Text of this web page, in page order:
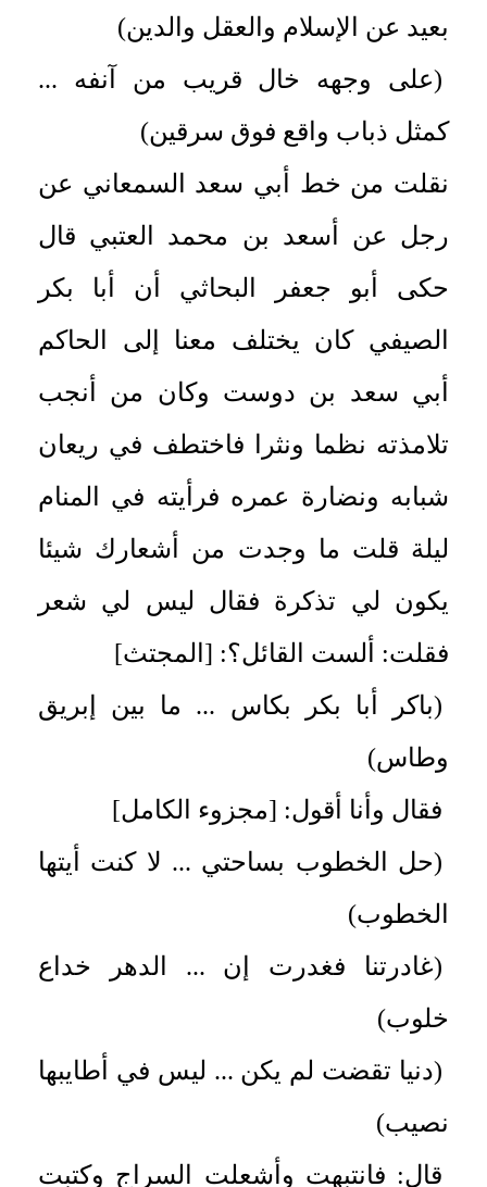
بعيد عن الإسلام والعقل والدين)
(على وجهه خال قريب من آنفه ...
كمثل ذباب واقع فوق سرقين)
نقلت من خط أبي سعد السمعاني عن
رجل عن أسعد بن محمد العتبي قال
حكى أبو جعفر البحاثي أن أبا بكر
الصيفي كان يختلف معنا إلى الحاكم
أبي سعد بن دوست وكان من أنجب
تلامذته نظما ونثرا فاختطف في ريعان
شبابه ونضارة عمره فرأيته في المنام
ليلة قلت ما وجدت من أشعارك شيئا
يكون لي تذكرة فقال ليس لي شعر
فقلت: ألست القائل؟: [المجتث]
(باكر أبا بكر بكاس ... ما بين إبريق
وطاس)
فقال وأنا أقول: [مجزوء الكامل]
(حل الخطوب بساحتي ... لا كنت أيتها
الخطوب)
(غادرتنا فغدرت إن ... الدهر خداع
خلوب)
(دنيا تقضت لم يكن ... ليس في أطايبها
نصيب)
قال: فانتبهت وأشعلت السراج وكتبت